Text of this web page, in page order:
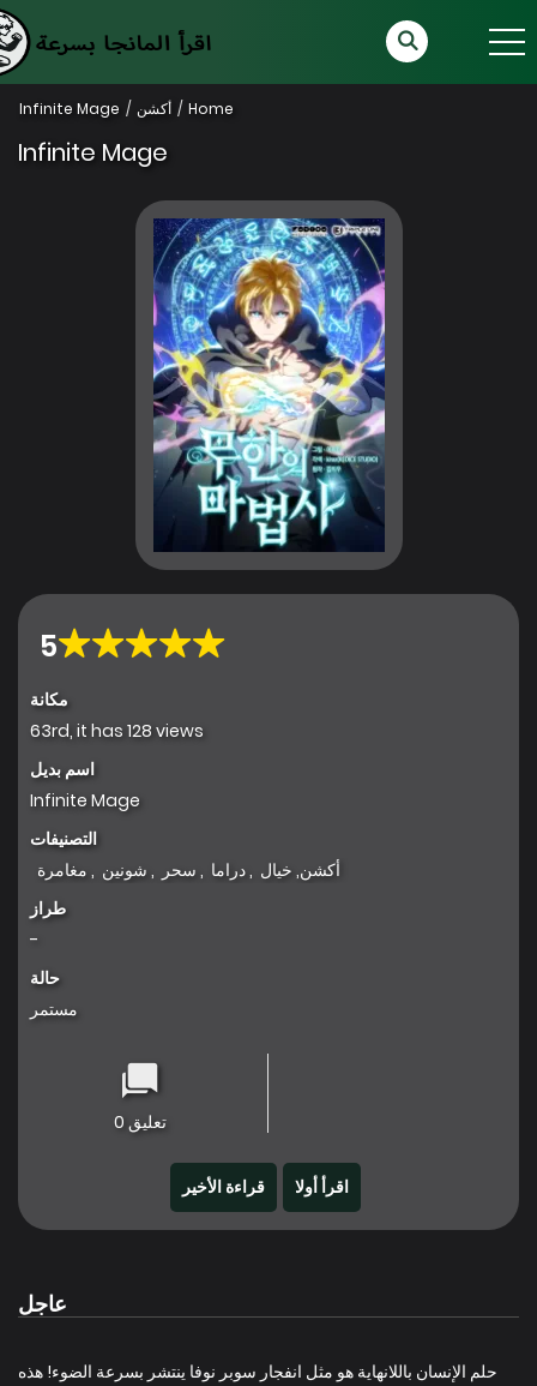
Home أكشن Infinite Mage
Infinite Mage
5
مكانة
63rd, it has 128 views
اسم بديل
Infinite Mage
التصنيفات
أكشن, خيال ,دراما , سحر , شونين , مغامرة
طراز
-
حالة
مستمر
تعليق 0
اقرأ أولا قراءة الأخير
عاجل
حلم الإنسان باللانهاية هو مثل انفجار سوبر نوفا ينتشر بسرعة الضوء! هذه